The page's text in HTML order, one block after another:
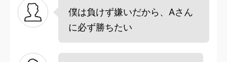
僕は負けず嫌いだから、Aさん
に必ず勝ちたい